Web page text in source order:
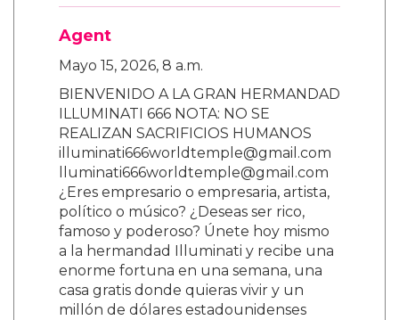
Agent
Mayo 15, 2026, 8 a.m.
BIENVENIDO A LA GRAN HERMANDAD
ILLUMINATI 666 NOTA: NO SE
REALIZAN SACRIFICIOS HUMANOS
illuminati666worldtemple@gmail.com
lluminati666worldtemple@gmail.com
¿Eres empresario o empresaria, artista,
político o músico? ¿Deseas ser rico,
famoso y poderoso? Únete hoy mismo
a la hermandad Illuminati y recibe una
enorme fortuna en una semana, una
casa gratis donde quieras vivir y un
millón de dólares estadounidenses